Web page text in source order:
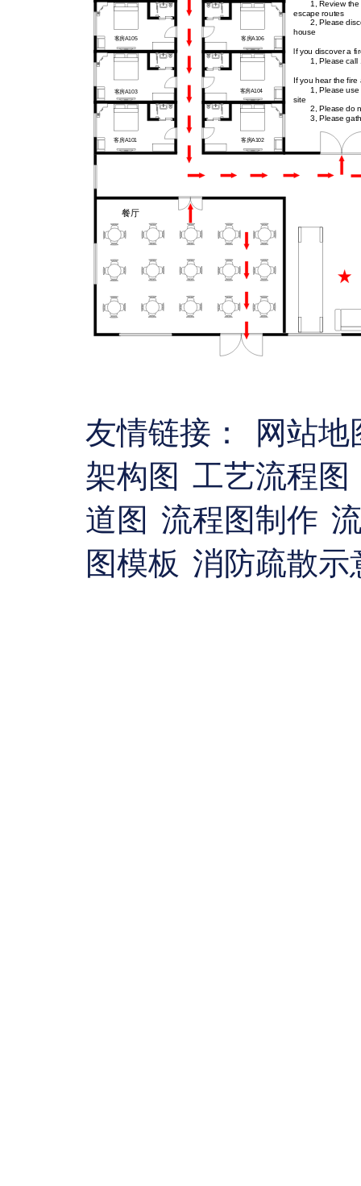
友情链接：
网站
架构图 工艺流程图
道图 流程图制作
图模板 消防疏散示